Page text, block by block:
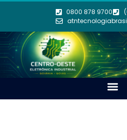
0800 878 9700